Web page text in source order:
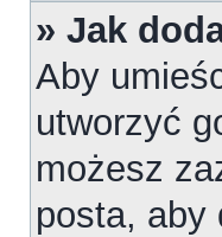
» Jak
Aby
utworzyć
możesz
posta, aby